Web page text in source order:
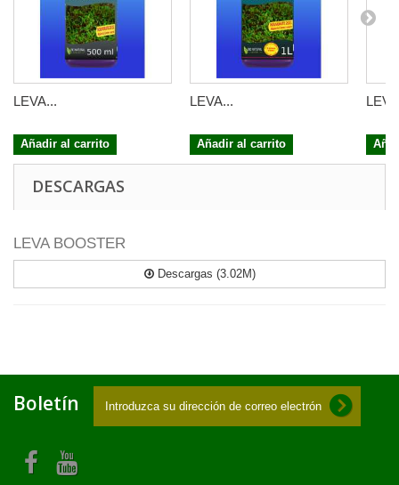
LEVA...
Añadir al carrito
LEVA...
Añadir al carrito
DESCARGAS
LEVA BOOSTER
Descargas (3.02M)
Boletín